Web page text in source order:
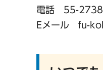
電話 55-
Eメール fu-